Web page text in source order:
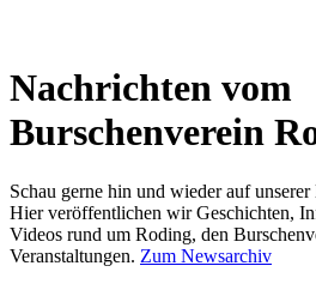
Nachrichten vom
Burschenverein
Schau gerne hin und wieder auf
Hier veröffentlichen wir Geschichten,
Videos rund um Roding, den
Veranstaltungen. Zum Newsarchiv